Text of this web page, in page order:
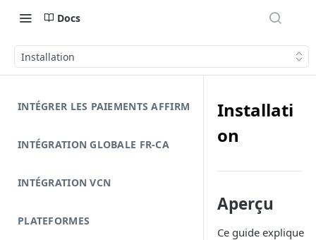
Docs
Installation
INTÉGRER LES PAIEMENTS AFFIRM
INTÉGRATION GLOBALE FR-CA
INTÉGRATION VCN
PLATEFORMES
Installati
on
Aperçu
Ce guide explique